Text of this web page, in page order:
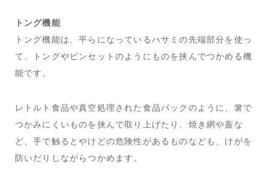
トング機能
トング機能は、平らになっているハサミの先端部分を使っ
て、トングやピンセットのようにものを挟んでつかめる機
能です。
レトルト食品や真空処理された食品パックのように、箸で
つかみにくいものを挟んで取り上げたり、焼き網や蓋な
ど、手で触るとやけどの危険性があるものなども、けがを
防いだりしながらつかめます。